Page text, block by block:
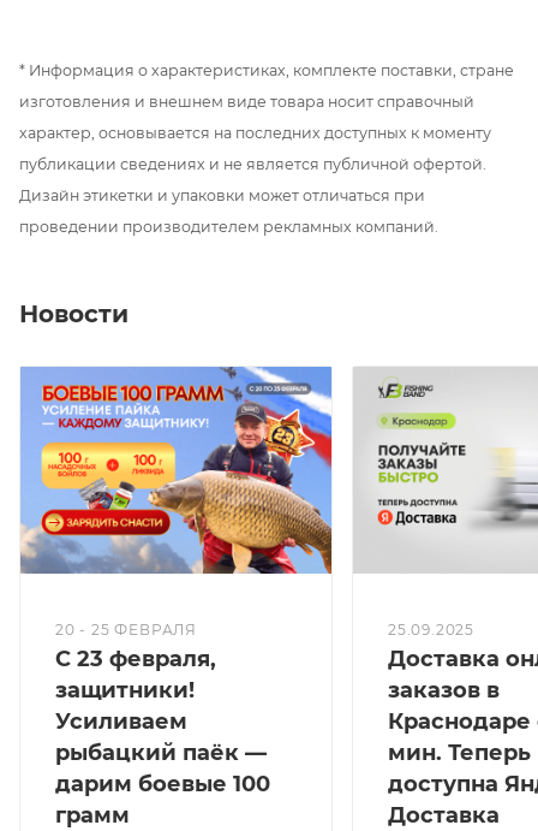
* Информация о характеристиках, комплекте поставки, стране
изготовления и внешнем виде товара носит справочный
характер, основывается на последних доступных к моменту
публикации сведениях и не является публичной офертой.
Дизайн этикетки и упаковки может отличаться при
проведении производителем рекламных компаний.
Новости
20 - 25 ФЕВРАЛЯ
С 23 февраля,
защитники!
Усиливаем
рыбацкий паёк —
дарим боевые 100
грамм
25.09.2025
Доставка
заказов в
Краснодаре
мин. Теперь
доступна
Доставка